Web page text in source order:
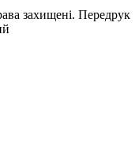
захищенi. Передрук